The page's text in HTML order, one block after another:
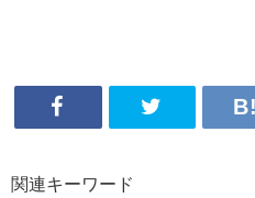
関連キーワード